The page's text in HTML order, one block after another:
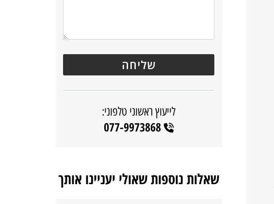
לייעוץ ראשוני טלפוני:
077-9973868
שאלות נוספות שאולי יעניינו אותך